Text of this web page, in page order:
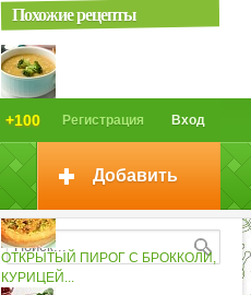
Вход
Регистрация
+100
Добавить
Похожие рецепты
Оладьи из брокколи с сыром
ОТКРЫТЫЙ ПИРОГ С БРОККОЛИ,
КУРИЦЕЙ...